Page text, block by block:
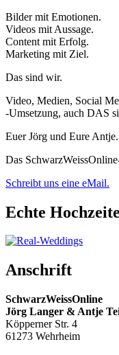
Bilder mit Emotionen.
Videos mit Aussage.
Content mit Erfolg.
Marketing mit Ziel.
Das sind wir.
Video, Medien, Social
-Umsetzung, auch DAS
Euer Jörg und Eure Antje.
Das
Schreibt uns eine eMail.
Echte
Anschrift
SchwarzWeissOnline
Jörg Langer & Antje
Köpperner Str. 4
61273 Wehrheim